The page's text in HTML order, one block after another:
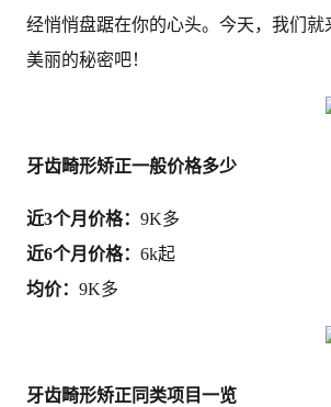
经悄悄盘踞在你的心头。今天，我们
美丽的秘密吧！
牙齿畸形矫正一般价格多少
近3个月价格： 9K多
近6个月价格： 6k起
均价： 9K多
牙齿畸形矫正同类项目一览